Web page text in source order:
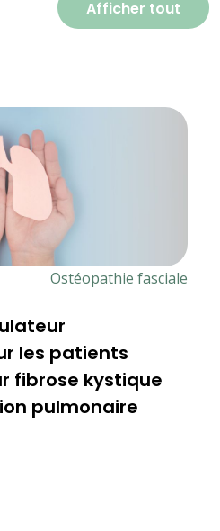
Afficher tout
Ostéopathie fasciale
les patients
fibrose kystique
pulmonaire